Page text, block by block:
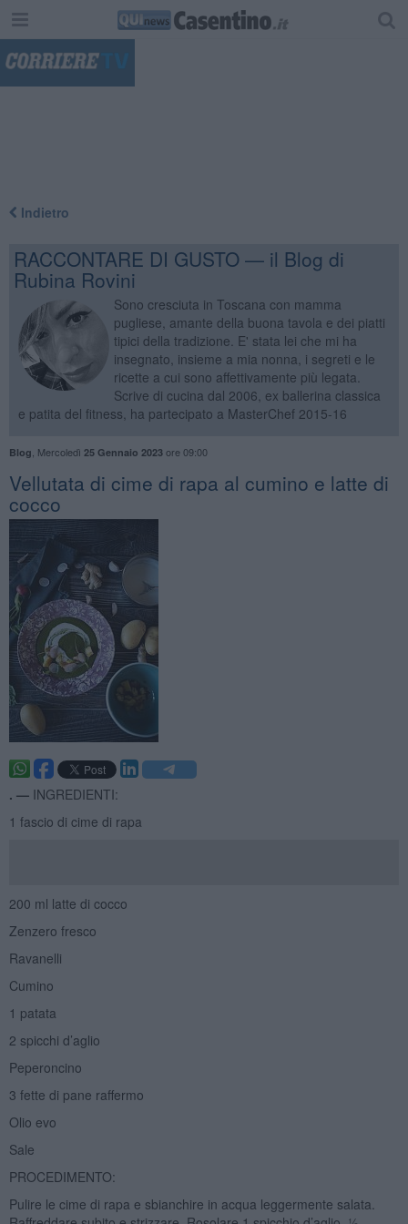
Indietro
RACCONTARE DI GUSTO — il Blog di
Rubina Rovini
Sono cresciuta in Toscana con mamma
pugliese, amante della buona tavola e dei piatti
tipici della tradizione. E' stata lei che mi ha
insegnato, insieme a mia nonna, i segreti e le
ricette a cui sono affettivamente più legata.
Scrive di cucina dal 2006, ex ballerina classica
e patita del fitness, ha partecipato a MasterChef 2015-16
Blog Mercoledì 25 Gennaio 2023ore 09:00
Vellutata di cime di rapa al cumino e latte di
cocco
. — INGREDIENTI:
1 fascio di cime di rapa
200 ml latte di cocco
Zenzero fresco
Ravanelli
Cumino
1 patata
2 spicchi d’aglio
Peperoncino
3 fette di pane raffermo
Olio evo
Sale
PROCEDIMENTO:
Pulire le cime di rapa e sbianchire in acqua leggermente salata.